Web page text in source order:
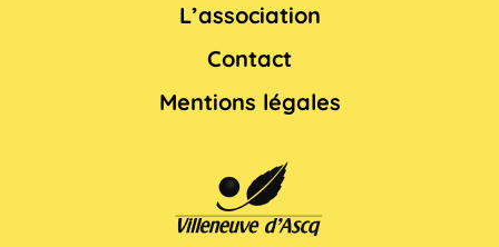
L’association
Contact
Mentions légales